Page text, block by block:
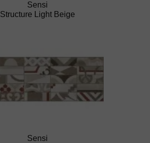
Sensi
Structure Light Beige
Sensi